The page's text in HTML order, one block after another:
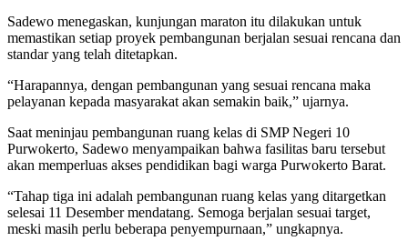
Sadewo menegaskan, kunjungan maraton itu dilakukan untuk
memastikan setiap proyek pembangunan berjalan sesuai rencana dan
standar yang telah ditetapkan.
“Harapannya, dengan pembangunan yang sesuai rencana maka
pelayanan kepada masyarakat akan semakin baik,” ujarnya.
Saat meninjau pembangunan ruang kelas di SMP Negeri 10
Purwokerto, Sadewo menyampaikan bahwa fasilitas baru tersebut
akan memperluas akses pendidikan bagi warga Purwokerto Barat.
“Tahap tiga ini adalah pembangunan ruang kelas yang ditargetkan
selesai 11 Desember mendatang. Semoga berjalan sesuai target,
meski masih perlu beberapa penyempurnaan,” ungkapnya.